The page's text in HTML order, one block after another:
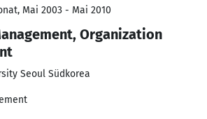
Mai 2003 - Mai 2010
Organization
Seoul Südkorea